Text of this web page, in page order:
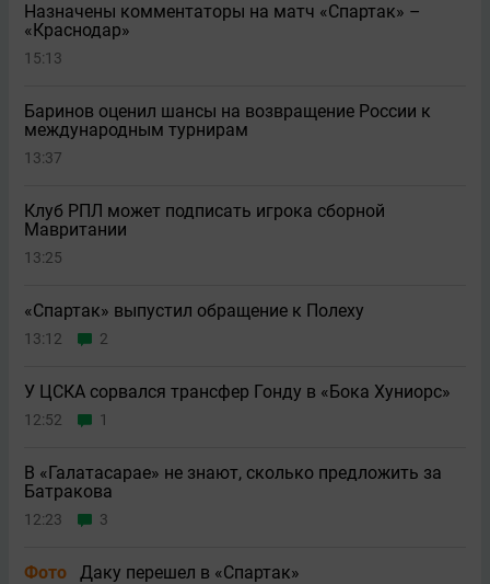
Назначены комментаторы на матч «Спартак» –
«Краснодар»
15:13
Баринов оценил шансы на возвращение России к
международным турнирам
13:37
Клуб РПЛ может подписать игрока сборной
Мавритании
13:25
«Спартак» выпустил обращение к Полеху
13:12 2
У ЦСКА сорвался трансфер Гонду в «Бока Хуниорс»
12:52 1
В «Галатасарае» не знают, сколько предложить за
Батракова
12:23 3
Фото Даку перешел в «Спартак»